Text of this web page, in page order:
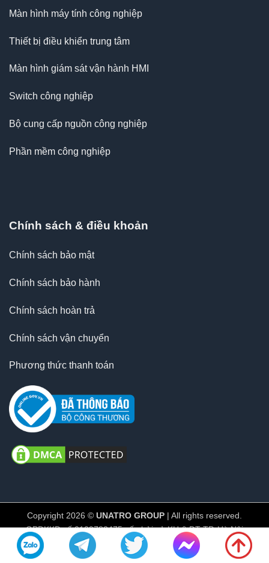
Màn hình máy tính công nghiệp
Thiết bị điều khiển trung tâm
Màn hình giám sát vận hành HMI
Switch công nghiệp
Bộ cung cấp nguồn công nghiệp
Phần mềm công nghiệp
Chính sách & điều khoản
Chính sách bảo mật
Chính sách bảo hành
Chính sách hoàn trả
Chính sách vận chuyển
Phương thức thanh toán
Copyright 2026 © UNATRO GROUP | All rights reserved.
GPĐKKD số 0109782475 cấp bởi sở KH & ĐT TP. Hà Nội